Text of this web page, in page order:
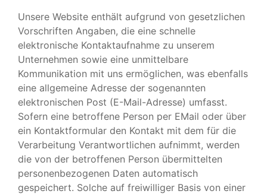
Unsere Website enthält aufgrund von gesetzlichen
Vorschriften Angaben, die eine schnelle
elektronische Kontaktaufnahme zu unserem
Unternehmen sowie eine unmittelbare
Kommunikation mit uns ermöglichen, was ebenfalls
eine allgemeine Adresse der sogenannten
elektronischen Post (E-Mail-Adresse) umfasst.
Sofern eine betroffene Person per EMail oder über
ein Kontaktformular den Kontakt mit dem für die
Verarbeitung Verantwortlichen aufnimmt, werden
die von der betroffenen Person übermittelten
personenbezogenen Daten automatisch
gespeichert. Solche auf freiwilliger Basis von einer